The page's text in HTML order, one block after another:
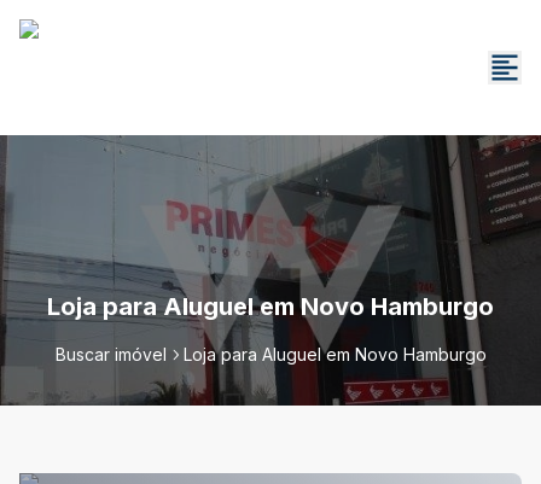
Loja para Aluguel em Novo Hamburgo
Buscar imóvel Loja para Aluguel em Novo Hamburgo